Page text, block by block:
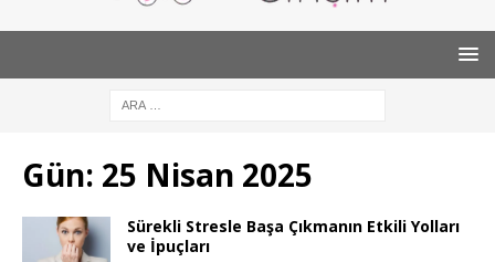
Gün: 25 Nisan 2025
Sürekli Stresle Başa Çıkmanın Etkili Yolları
ve İpuçları